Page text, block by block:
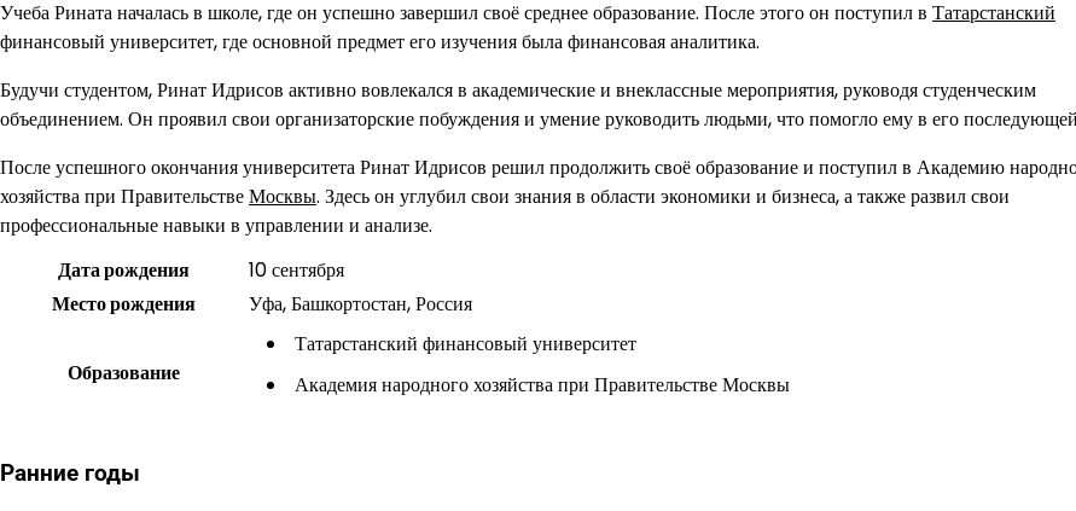
Учеба Рината началась в школе, где он успешно завершил своё среднее образование. После этого он поступил в Татарстанский
финансовый университет, где основной предмет его изучения была финансовая аналитика.
Будучи студентом, Ринат Идрисов активно вовлекался в академические и внеклассные мероприятия, руководя студенческим
объединением. Он проявил свои организаторские побуждения и умение руководить людьми, что помогло ему в его
После успешного окончания университета Ринат Идрисов решил продолжить своё образование и поступил в Академию
хозяйства при ПравительствеМосквы. Здесь он углубил свои знания в области экономики и бизнеса, а также развил свои
профессиональные навыки в управлении и анализе.
Дата рождения
10 сентября
Место рождения
Уфа, Башкортостан, Россия
Образование
Татарстанский финансовый университет
Академия народного хозяйства при Правительстве Москвы
Ранние годы